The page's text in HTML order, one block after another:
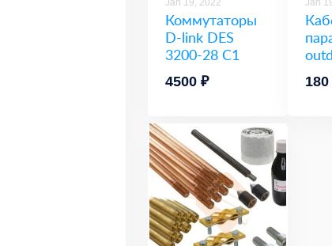
Jan 19, 2022
Коммутаторы
D-link DES
3200-28 С1
4500 ₽
Jan
180